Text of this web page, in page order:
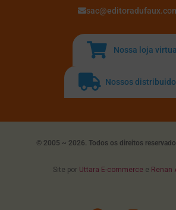
Nossa loja
Nossos
© 2005 ~ 2026. Todos os direitos
Site por Uttara E-commerce e Renan